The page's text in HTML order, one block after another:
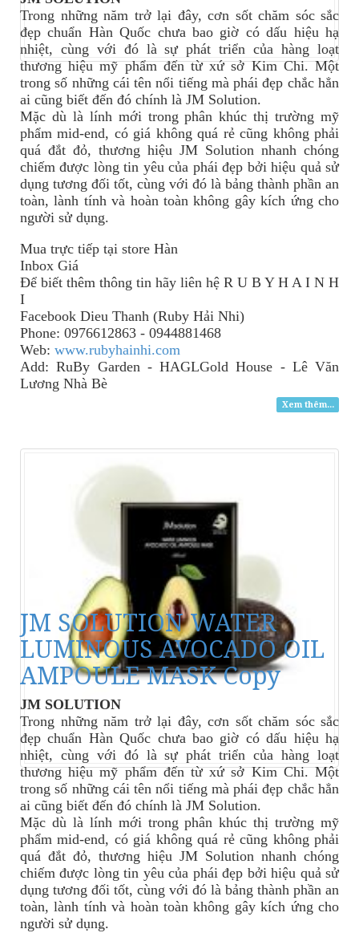
Trong những năm trở lại đây, cơn sốt chăm sóc sắc
đẹp chuẩn Hàn Quốc chưa bao giờ có dấu hiệu hạ
nhiệt, cùng với đó là sự phát triển của hàng loạt
thương hiệu mỹ phẩm đến từ xứ sở Kim Chi. Một
trong số những cái tên nổi tiếng mà phái đẹp chắc hẳn
ai cũng biết đến đó chính là JM Solution.
Mặc dù là lính mới trong phân khúc thị trường mỹ
phẩm mid-end, có giá không quá rẻ cũng không phải
quá đắt đỏ, thương hiệu JM Solution nhanh chóng
chiếm được lòng tin yêu của phái đẹp bởi hiệu quả sử
dụng tương đối tốt, cùng với đó là bảng thành phần an
toàn, lành tính và hoàn toàn không gây kích ứng cho
người sử dụng.
Mua trực tiếp tại store Hàn
Inbox Giá
Để biết thêm thông tin hãy liên hệ R U B Y H A I N H
I
Facebook Dieu Thanh (Ruby Hải Nhi)
Phone: 0976612863 - 0944881468
Web: www.rubyhainhi.com
Add: RuBy Garden - HAGLGold House - Lê Văn
Lương Nhà Bè
Xem thêm...
JM SOLUTION WATER
LUMINOUS AVOCADO OIL
AMPOULE MASK Copy
JM SOLUTION
Trong những năm trở lại đây, cơn sốt chăm sóc sắc
đẹp chuẩn Hàn Quốc chưa bao giờ có dấu hiệu hạ
nhiệt, cùng với đó là sự phát triển của hàng loạt
thương hiệu mỹ phẩm đến từ xứ sở Kim Chi. Một
trong số những cái tên nổi tiếng mà phái đẹp chắc hẳn
ai cũng biết đến đó chính là JM Solution.
Mặc dù là lính mới trong phân khúc thị trường mỹ
phẩm mid-end, có giá không quá rẻ cũng không phải
quá đắt đỏ, thương hiệu JM Solution nhanh chóng
chiếm được lòng tin yêu của phái đẹp bởi hiệu quả sử
dụng tương đối tốt, cùng với đó là bảng thành phần an
toàn, lành tính và hoàn toàn không gây kích ứng cho
người sử dụng.